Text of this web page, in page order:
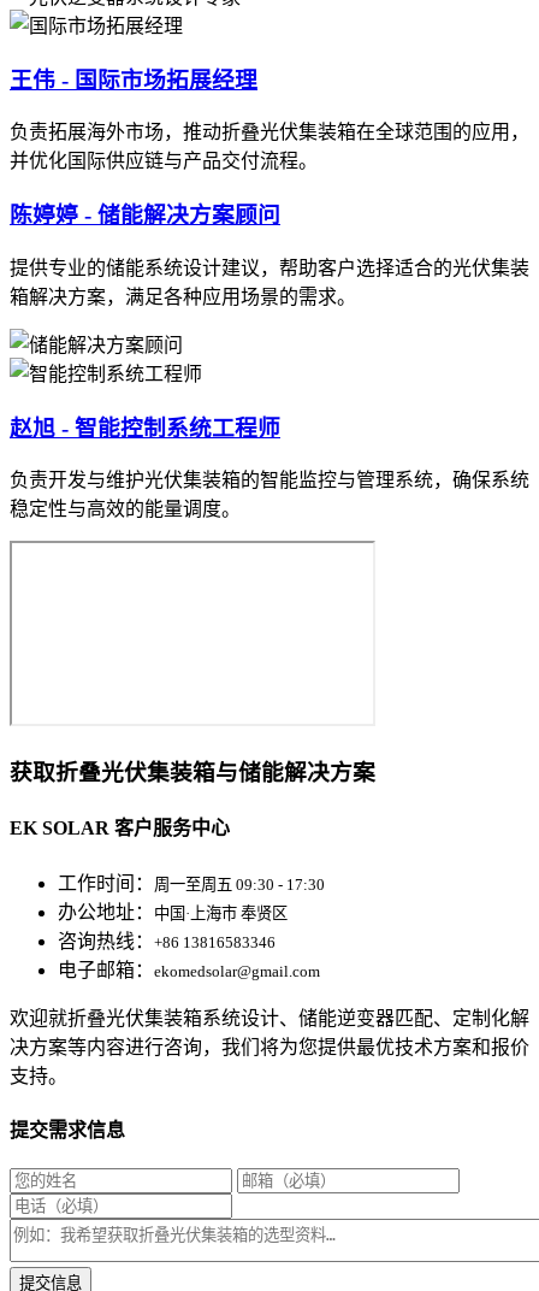
王伟 - 国际市场拓展经理
负责拓展海外市场，推动折叠光伏集装箱在全球范围的应用，
并优化国际供应链与产品交付流程。
陈婷婷 - 储能解决方案顾问
提供专业的储能系统设计建议，帮助客户选择适合的光伏集装
箱解决方案，满足各种应用场景的需求。
赵旭 - 智能控制系统工程师
负责开发与维护光伏集装箱的智能监控与管理系统，确保系统
稳定性与高效的能量调度。
获取折叠光伏集装箱与储能解决方案
EK SOLAR 客户服务中心
工作时间： 周一至周五 09:30 - 17:30
办公地址： 中国·上海市 奉贤区
咨询热线： +86 13816583346
电子邮箱： ekomedsolar@gmail.com
欢迎就折叠光伏集装箱系统设计、储能逆变器匹配、定制化解
决方案等内容进行咨询，我们将为您提供最优技术方案和报价
支持。
提交需求信息